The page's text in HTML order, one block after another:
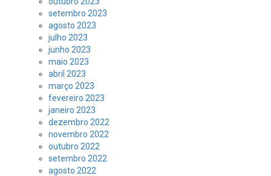
setembro 2023
agosto 2023
julho 2023
junho 2023
maio 2023
abril 2023
março 2023
fevereiro 2023
janeiro 2023
dezembro 2022
novembro 2022
outubro 2022
setembro 2022
agosto 2022